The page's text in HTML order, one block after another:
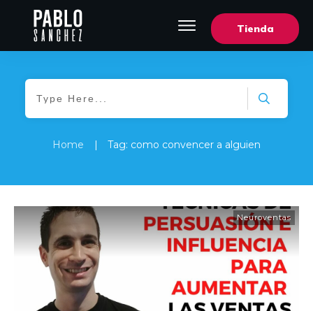
Tienda
Home Tag: como convencer a alguien
Neuroventas